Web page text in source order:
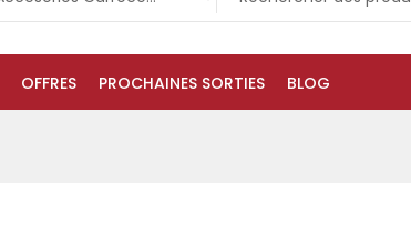
OFFRES PROCHAINES SORTIES BLOG